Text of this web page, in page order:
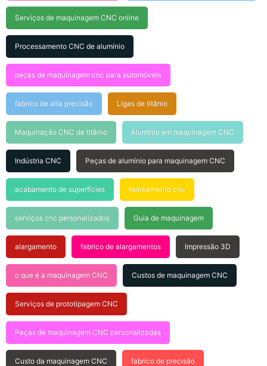
Serviços de maquinagem CNC online
Processamento CNC de alumínio
peças de maquinagem cnc para automóveis
fabrico de alta precisão Ligas de titânio
Maquinação CNC de titânio Alumínio em maquinagem CNC
Indústria CNC Peças de alumínio para maquinagem CNC
acabamento de superfícies torneamento cnc
serviços cnc personalizados Guia de maquinagem
alargamento fabrico de alargamentos Impressão 3D
o que é a maquinagem CNC Custos de maquinagem CNC
Serviços de prototipagem CNC
Peças de maquinagem CNC personalizadas
Custo da maquinagem CNC fabrico de precisão